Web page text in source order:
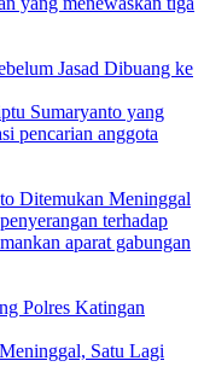
Jasad Dibuang ke
Ditemukan Meninggal
Polres Katingan
Satu Lagi